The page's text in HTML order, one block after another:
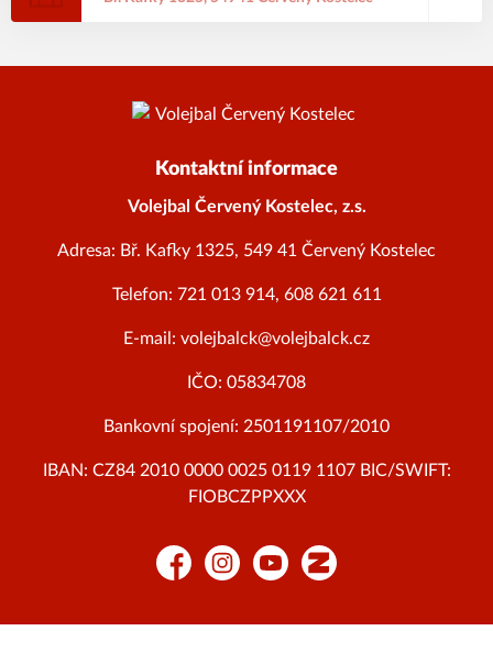
Kontaktní informace
Volejbal Červený Kostelec, z.s.
Adresa: Bř. Kafky 1325, 549 41 Červený Kostelec
Telefon: 721 013 914, 608 621 611
E-mail: volejbalck@volejbalck.cz
IČO: 05834708
Bankovní spojení: 2501191107/2010
IBAN: CZ84 2010 0000 0025 0119 1107 BIC/SWIFT:
FIOBCZPPXXX
FacebookInstagramYouTubeZonerama